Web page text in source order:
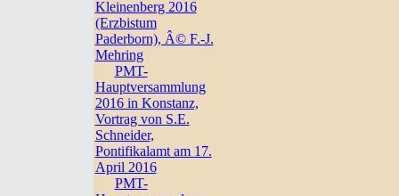
Kleinenberg 2016
(Erzbistum
Paderborn), Â© F.-J.
Mehring
PMT-
Hauptversammlung
2016 in Konstanz,
Vortrag von S.E.
Schneider,
Pontifikalamt am 17.
April 2016
PMT-